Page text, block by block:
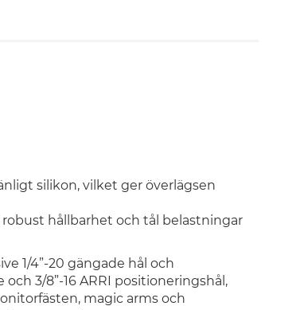
silikon, vilket ger överlägsen
hållbarhet och tål belastningar
1/4”-20 gängade hål och
3/8”-16 ARRI positioneringshål,
magic arms och